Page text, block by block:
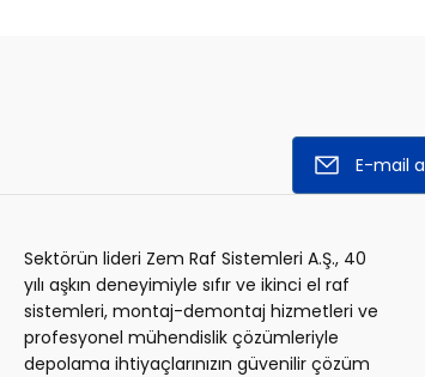
Sektörün lideri Zem Raf Sistemleri A.Ş., 40
yılı aşkın deneyimiyle sıfır ve ikinci el raf
sistemleri, montaj-demontaj hizmetleri ve
profesyonel mühendislik çözümleriyle
depolama ihtiyaçlarınızın güvenilir çözüm